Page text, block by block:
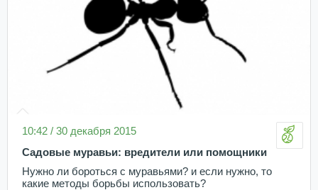
10:42 / 30 декабря 2015
Садовые муравьи: вредители или помощники
Нужно ли бороться с муравьями? и если нужно, то
какие методы борьбы использовать?